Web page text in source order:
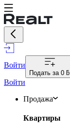
Войти
Подать за 0 ƃ
Войти
Продажа
Квартиры